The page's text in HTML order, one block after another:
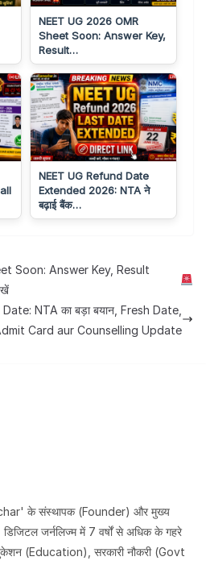
NEET UG 2026 OMR
Sheet Soon: Answer Key,
Result…
NEET UG Refund Date
Extended 2026: NTA ने
बढ़ाई बैंक…
Soon: Answer Key, Result
NTA का बड़ा बयान, Fresh Date,
Card aur Counselling Update
के संस्थापक (Founder) और मुख्य
जर्नलिज्म में 7 वर्षों से अधिक के गहरे
(Education), सरकारी नौकरी (Govt